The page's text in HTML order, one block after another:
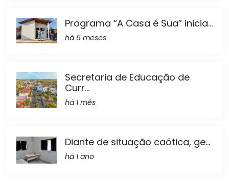
Programa “A Casa é Sua” inicia...
há 6 meses
Secretaria de Educação de
Curr...
há 1 mês
Diante de situação caótica, ge...
há 1 ano